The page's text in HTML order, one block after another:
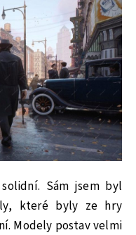
Sám jsem byl
které byly ze hry
Modely postav velmi